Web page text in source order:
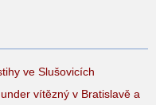
ve Slušovicích
vítězný v Bratislavě a